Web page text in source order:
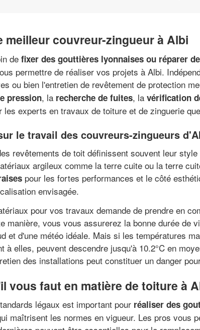
meilleur couvreur-zingueur à Albi
de fixer des gouttières lyonnaises ou réparer
permettre de réaliser vos projets à Albi.
ou bien l'entretien de revêtement de protection
pression, la recherche de fuites, la vérification
les experts en travaux de toiture et de zinguerie
le travail des couvreurs-zingueurs
revêtements de toit définissent souvent leur
argileux comme la terre cuite ou la terre
pour les fortes performances et le côté
envisagée.
pour vos travaux demande de prendre en
manière, vous vous assurerez la bonne durée de
et d'une météo idéale. Mais si les températures
à elles, peuvent descendre jusqu'à 10.2°C en
des installations peut constituer un danger
vous faut en matière de toiture à
légaux est important pour réaliser des
maîtrisent les normes en vigueur. Les pros vous